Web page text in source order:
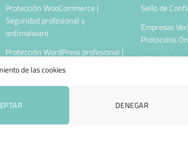
de las cookies
DENEGAR
Protección WooCommerce |
Seguridad profesional y
antimalware
Protección WordPress profesional |
Antimalware y seguridad
Servidor Cloud Seguro
Nube Privada Segura
Sello de
Empresas
Protocolos
Migración